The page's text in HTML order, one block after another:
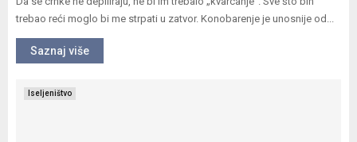
trebao reći moglo bi me strpati u zatvor. Konobarenje je unosnije od...
Saznaj više
Iseljeništvo